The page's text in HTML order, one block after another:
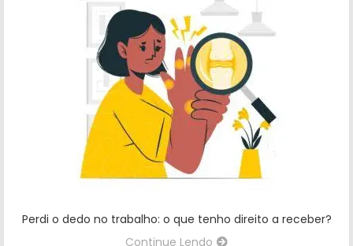
Perdi o dedo no trabalho: o que tenho direito a receber?
Continue Lendo